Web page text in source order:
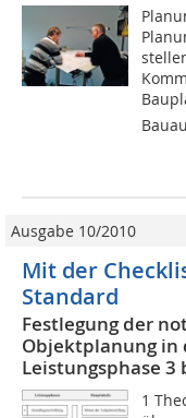
Ausgabe 10/2010
Mit der
Standard
Festlegung der
Objektplanung in
Leistungsphase 3
1